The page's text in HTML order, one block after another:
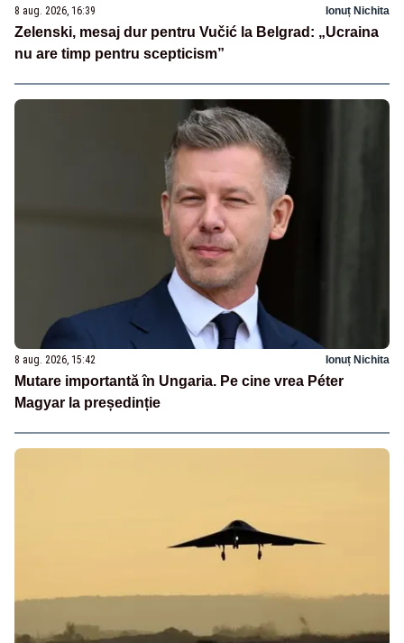
8 aug. 2026, 16:39 Ionuț Nichita
Zelenski, mesaj dur pentru Vučić la Belgrad: „Ucraina
nu are timp pentru scepticism”
8 aug. 2026, 15:42 Ionuț Nichita
Mutare importantă în Ungaria. Pe cine vrea Péter
Magyar la președinție